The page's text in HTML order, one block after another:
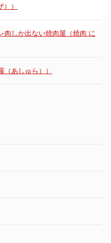
）
肉しか出ない焼肉屋（焼肉 に
あしゅら））